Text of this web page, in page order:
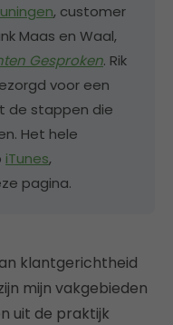
, customer
Maas en Waal,
Gesproken. Rik
voor een
de stappen die
Het hele
iTunes,
pagina.
klantgerichtheid
mijn vakgebieden
uit de praktijk